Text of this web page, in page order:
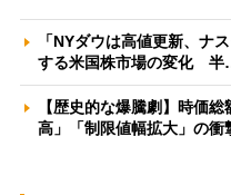
「NYダウは高値更新、ナ
する米国株市場の変化
【歴史的な爆騰劇】時価
高」「制限値幅拡大」の